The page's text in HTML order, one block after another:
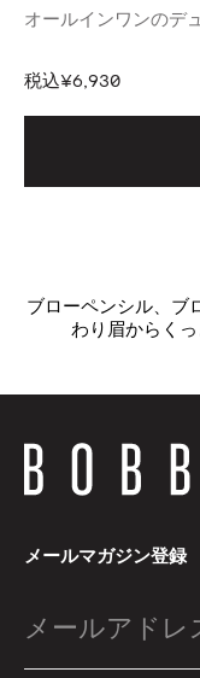
オールインワンのデ
税込¥6,930
ブローペンシル、ブ
わり眉からく
メールマガジン登録